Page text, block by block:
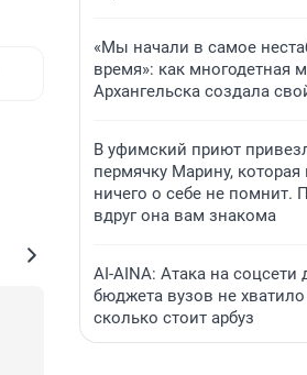
«Мы начали в самое
время»: как многодетная
Архангельска создала
В уфимский приют
пермячку Марину, которая
ничего о себе не помнит.
вдруг она вам знакома
AI-AINA: Атака на соцсети
бюджета вузов не
сколько стоит арбуз